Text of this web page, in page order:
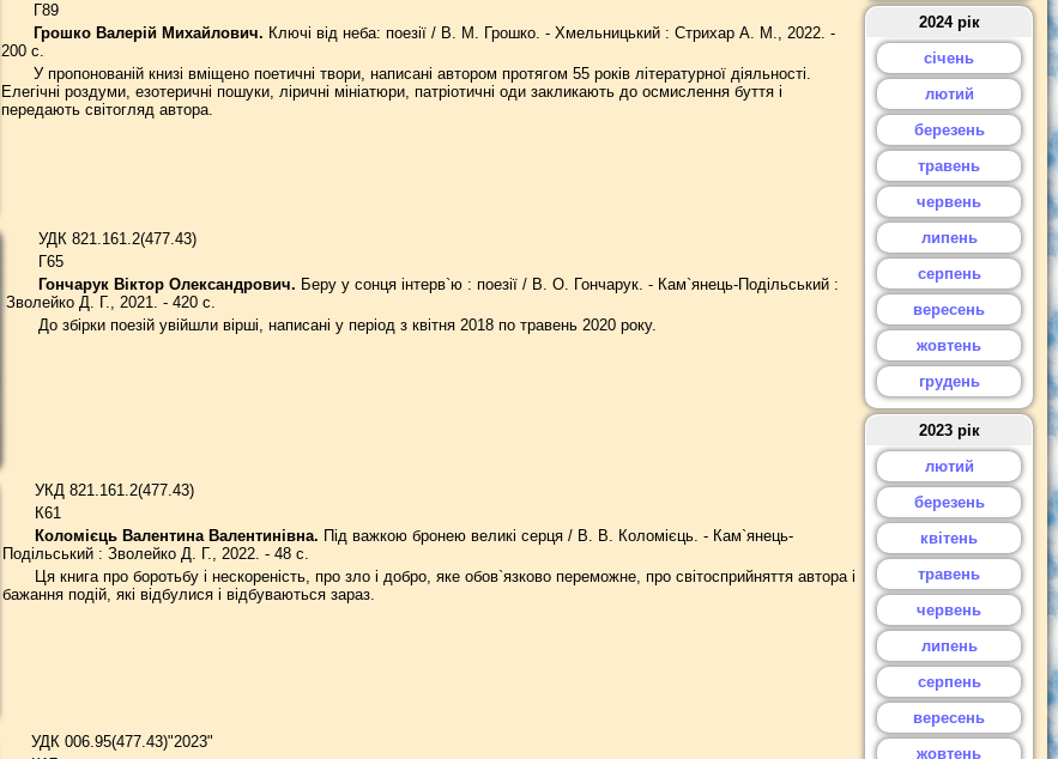
2024 рік
січень
лютий
березень
травень
червень
липень
серпень
вересень
жовтень
грудень
2023 рік
лютий
березень
квітень
травень
червень
липень
серпень
вересень
жовтень
Г89
Грошко Валерій Михайлович. Ключі від неба: поезії / В. М. Грошко. - Хмельницький : Стрихар А. М., 2022. -
200 с.
У пропонованій книзі вміщено поетичні твори, написані автором протягом 55 років літературної діяльності.
Елегічні роздуми, езотеричні пошуки, ліричні мініатюри, патріотичні оди закликають до осмислення буття і
передають світогляд автора.
УДК 821.161.2(477.43)
Г65
Гончарук Віктор Олександрович. Беру у сонця інтерв`ю : поезії / В. О. Гончарук. - Кам`янець-Подільський :
Зволейко Д. Г., 2021. - 420 с.
До збірки поезій увійшли вірші, написані у період з квітня 2018 по травень 2020 року.
УКД 821.161.2(477.43)
К61
Коломієць Валентина Валентинівна. Під важкою бронею великі серця / В. В. Коломієць. - Кам`янець-
Подільський : Зволейко Д. Г., 2022. - 48 с.
Ця книга про боротьбу і нескореність, про зло і добро, яке обов`язково переможне, про світосприйняття автора і
бажання подій, які відбулися і відбуваються зараз.
УДК 006.95(477.43)"2023"